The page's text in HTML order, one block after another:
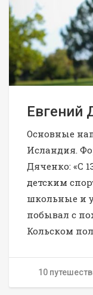
Евгений
Основные
Исландия.
Дяченко: «С
детским
школьные и
побывал с
Кольском
10